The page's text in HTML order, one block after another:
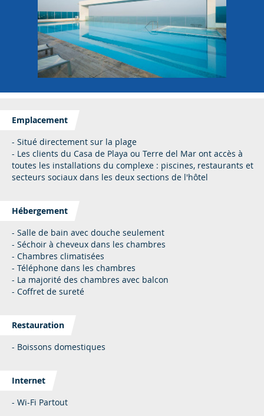
Emplacement
- Situé directement sur la plage
- Les clients du Casa de Playa ou Terre del Mar ont accès à
toutes les installations du complexe : piscines, restaurants et
secteurs sociaux dans les deux sections de l'hôtel
Hébergement
- Salle de bain avec douche seulement
- Séchoir à cheveux dans les chambres
- Chambres climatisées
- Téléphone dans les chambres
- La majorité des chambres avec balcon
- Coffret de sureté
Restauration
- Boissons domestiques
Internet
- Wi-Fi Partout